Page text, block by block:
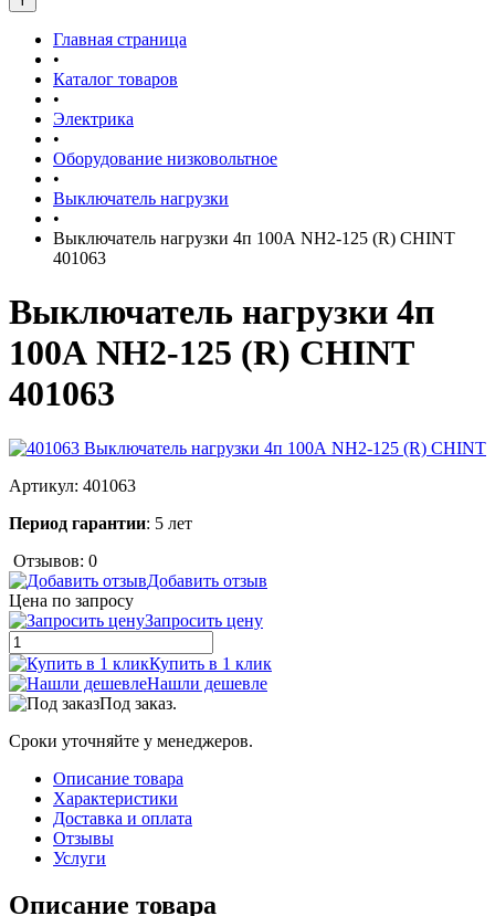
Главная страница
•
Каталог товаров
•
Электрика
•
Оборудование низковольтное
•
Выключатель нагрузки
•
Выключатель нагрузки 4п 100А NH2-125 (R) CHINT
401063
Выключатель нагрузки 4п
100А NH2-125 (R) CHINT
401063
Артикул: 401063
Период гарантии: 5 лет
Отзывов: 0
Добавить отзыв
Цена по запросу
Запросить цену
Купить в 1 клик
Нашли дешевле
Под заказ.
Сроки уточняйте у менеджеров.
Описание товара
Характеристики
Доставка и оплата
Отзывы
Услуги
Описание товара